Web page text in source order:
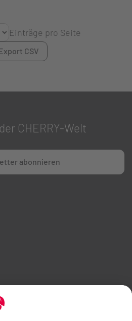
Einträge pro Seite
CSV
CHERRY-Welt
abonnieren